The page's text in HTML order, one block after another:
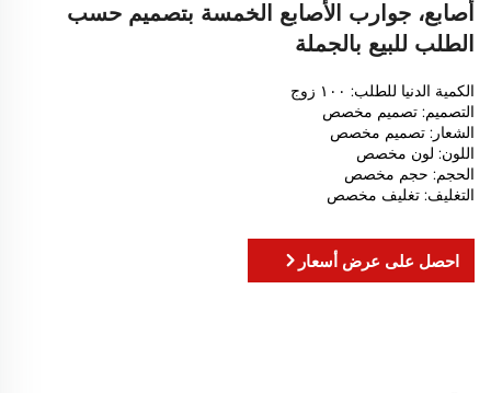
أصابع، جوارب الأصابع الخمسة بتصميم حسب
الطلب للبيع بالجملة
الكمية الدنيا للطلب: ١٠٠ زوج
التصميم: تصميم مخصص
الشعار: تصميم مخصص
اللون: لون مخصص
الحجم: حجم مخصص
التغليف: تغليف مخصص
احصل على عرض أسعار